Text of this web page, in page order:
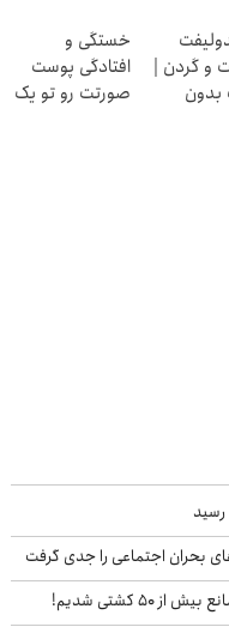
✨
بخیه
و گردن |
بدون
خستگی و
افتادگی پوست
صورتت رو تو یک
کشتی شدیم!